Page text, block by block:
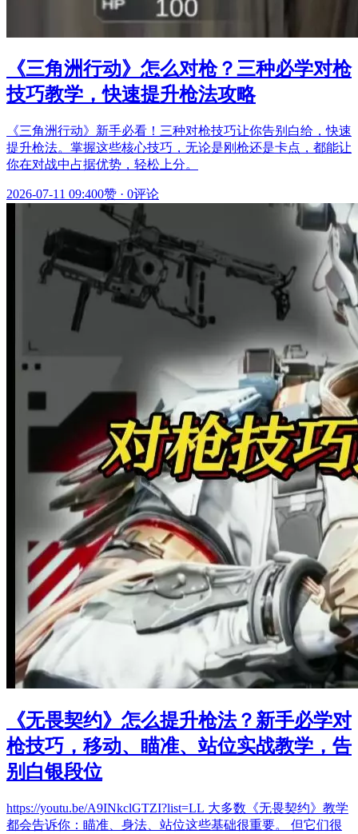
《三角洲行动》怎么对枪？三种必学对枪
技巧教学，快速提升枪法攻略
《三角洲行动》新手必看！三种对枪技巧让你告别白给，快速
提升枪法。掌握这些核心技巧，无论是刚枪还是卡点，都能让
你在对战中占据优势，轻松上分。
2026-07-11 09:400赞 · 0评论
《无畏契约》怎么提升枪法？新手必学对
枪技巧，移动、瞄准、站位实战教学，告
别白银段位
https://youtu.be/A9INkclGTZI?list=LL 大多数《无畏契约》教学
都会告诉你：瞄准、身法、站位这些基础很重要。 但它们很